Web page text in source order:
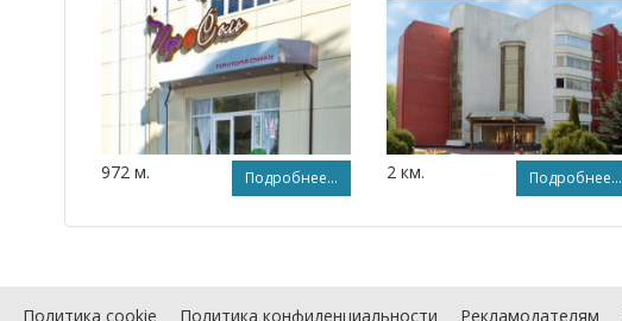
972 м. Подробнее... 2 км. Подробнее...
Политика cookie Политика конфиденциальности Рекламодателям